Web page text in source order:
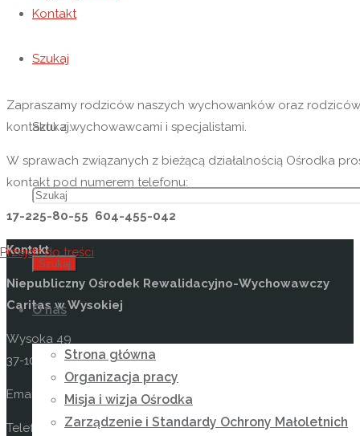
Kontakt
Szukaj
Szukaj:
Szukaj
Przejdź do treści
O nas
Strona główna
Organizacja pracy
Misja i wizja Ośrodka
Zarządzenie i Standardy Ochrony Małoletnich
Zapraszamy rodziców naszych wychowanków oraz
kontaktu z wychowawcami i specjalistami.
W sprawach związanych z bieżącą działalnością Ośrodka
kontakt pod numerem telefonu:
17-225-80-55 604-455-042
Kontakt
Niepubliczny Ośrodek Rewalidacyjno-Wychowawczy
Caritas w Wysokiej
Wysoka 49
37-100 Łańcut
Email: kontakt@osrodekwysoka.pl
Telefon: (17) 22 58 055